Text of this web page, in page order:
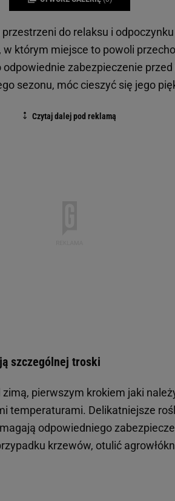
do relaksu i odpoczynku
którym miejsce to powoli
zabezpieczenie
sezonu, móc cieszyć się jego
szczególnej troski
pierwszym krokiem jaki
temperaturami. Delikatniejsze
odpowiedniego
krzewów, otulić